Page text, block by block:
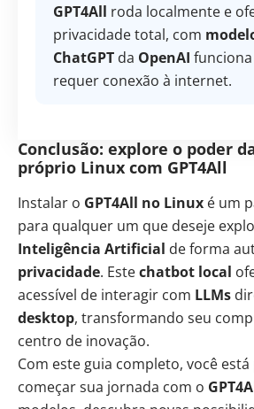
GPT4All roda localmente e
privacidade total, com
ChatGPT da OpenAI
requer conexão à internet.
Conclusão: explore o poder
próprio Linux com GPT4All
Instalar o GPT4All no Linux é um
para qualquer um que deseje
Inteligência Artificial de forma
privacidade. Estechatbot local
acessível de interagir com LLMs
desktop, transformando seu
centro de inovação.
Com este guia completo, você
começar sua jornada com o